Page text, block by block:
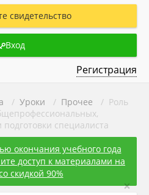
свидетельство
Вход
Регистрация
/ Уроки / Прочее
/ Роль
специалиста
окончания учебного года
доступ к материалами на
скидкой 90%
×